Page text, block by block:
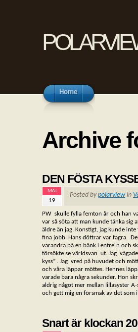
Home
Archive
DEN FÖSTA
MAJ
19
Posted bypolarview in
PW skulle fylla femton år och han
var så söta att man kunde tänka
äldre än jag. Konstigt, jag kunde
fina jobb. Hans döttrar var fagra.
varandra på en bänk i entre´n och
försökte se världsvan ut. Jag
kyss” . Jag vred på huvudet och
och våra läppar möttes. Hennes
varade bara några sekunder. Hon
aldrig något mer mellan lillasyster
och gett mig en försmak av det som
Snart är klockan